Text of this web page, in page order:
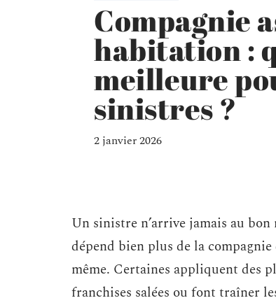
Compagnie
habitation :
meilleure
sinistres ?
2 janvier 2026
Un sinistre n’arrive jamais au
dépend bien plus de la
même. Certaines appliquent des
franchises salées ou font traîner